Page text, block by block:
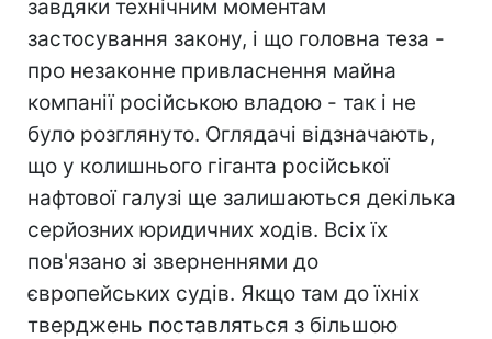
завдяки технічним моментам
застосування закону, і що головна теза -
про незаконне привласнення майна
компанії російською владою - так і не
було розглянуто. Оглядачі відзначають,
що у колишнього гіганта російської
нафтової галузі ще залишаються декілька
серйозних юридичних ходів. Всіх їх
пов'язано зі зверненнями до
європейських судів. Якщо там до їхніх
тверджень поставляться з більшою